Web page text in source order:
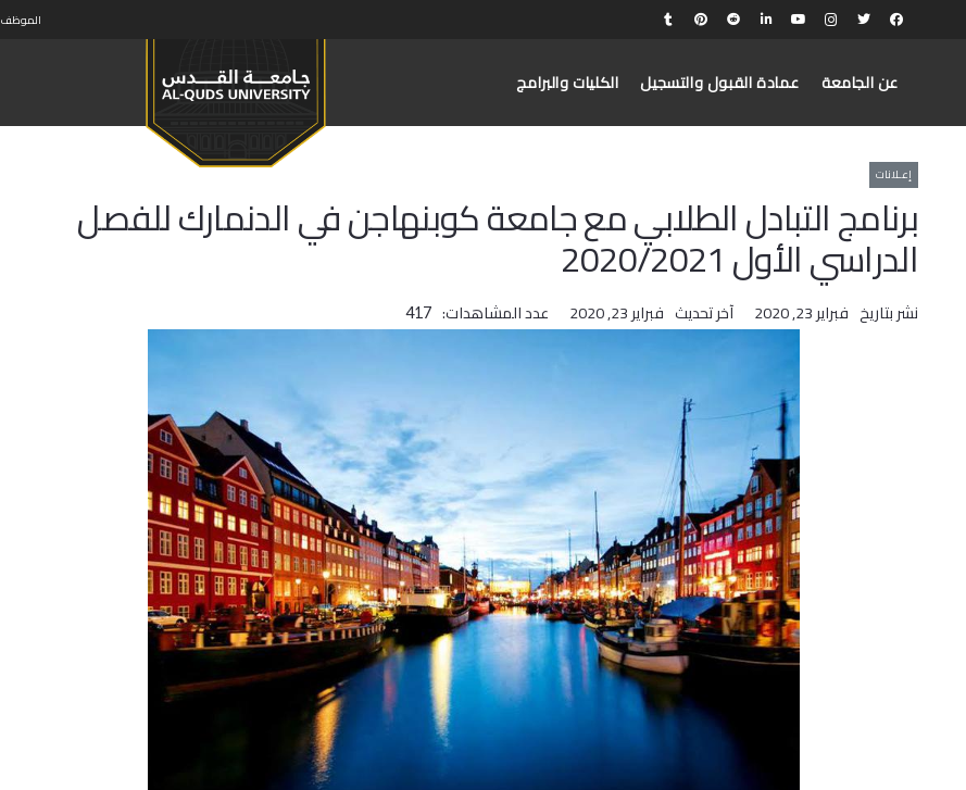
الموظف
عن الجامعة عمادة القبول والتسجيل الكليات والبرامج
إعـلانات
برنامج التبادل الطلابي مع جامعة كوبنهاجن في الدنمارك للفصل
الدراسي الأول 2020/2021
نشر بتاريخ فبراير 23, 2020 آخر تحديث فبراير 23, 2020 عدد المشاهدات: 417